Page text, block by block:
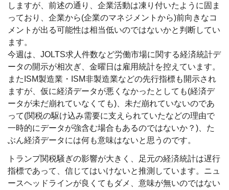
しますが、前述の通り、企業活動は凍り付いたように固ま
っており、企業から(企業のマネジメントから)前向きなコ
メントが出る可能性は相当低いのではないかと判断してい
ます。
今週は、JOLTS求人件数など労働市場に関する経済統計デ
ータの開示が相次ぎ、金曜日は雇用統計を控えています。
またISM製造業・ISM非製造業などの先行指標も開示され
ますが、仮に経済データが悪くなかったとしても(経済デ
ータが未だ崩れていなくても)、未だ崩れていないのであ
って(関税の駆け込み需要に支えられていたなどの理由で
一時的にデータが強含む場合もあるのではないか？)、た
ぶん経済データには何も意味はないと思うのです。
トランプ関税騒ぎの影響が大きく、足元の経済統計は遅行
指標であって、信じてはいけないと推測しています。ニュ
ースヘッドラインが良くてもダメ、意味が無いのではない